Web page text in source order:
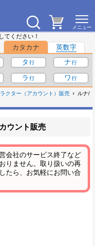
ください！
カタカナ
英数字
タ
ナ
ラ ワ
クター（アカウント）販売
ルナ/
ウント販売
会社のサービス終了など
りません。取り扱いの再
たら、お気軽にお問い合